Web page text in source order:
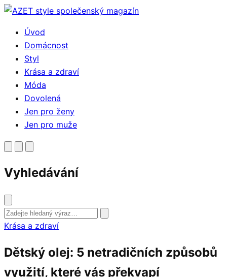
Přejít
obsahuÚvod
Domácnost
Styl
Krása a zdraví
Móda
Dovolená
Jen pro ženy
Jen pro muže
Vyhledávání
Vyhledat
Krása a zdraví
Dětský olej: 5 netradičních způsobů
využití, které vás překvapí